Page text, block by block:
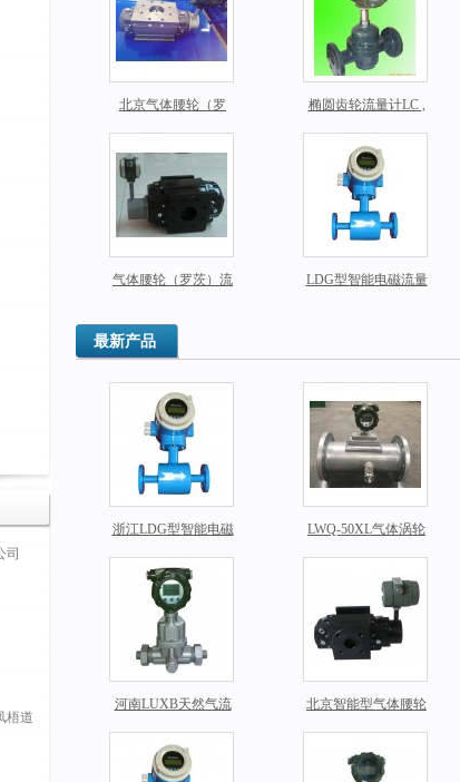
司
梧道
北京气体腰轮（罗
Q腰轮气体流量计
椭圆齿轮流量计LC ,
介质：柴油
气体腰轮（罗茨）流
流量计
LDG型智能电磁流量
最新产品
浙江LDG型智能电磁
LWQ-50XL气体涡轮
河南LUXB天然气流
北京智能型气体腰轮